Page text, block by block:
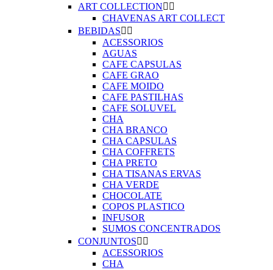
ART COLLECTION 
CHAVENAS ART COLLECT
BEBIDAS 
ACESSORIOS
AGUAS
CAFE CAPSULAS
CAFE GRAO
CAFE MOIDO
CAFE PASTILHAS
CAFE SOLUVEL
CHA
CHA BRANCO
CHA CAPSULAS
CHA COFFRETS
CHA PRETO
CHA TISANAS ERVAS
CHA VERDE
CHOCOLATE
COPOS PLASTICO
INFUSOR
SUMOS CONCENTRADOS
CONJUNTOS 
ACESSORIOS
CHA